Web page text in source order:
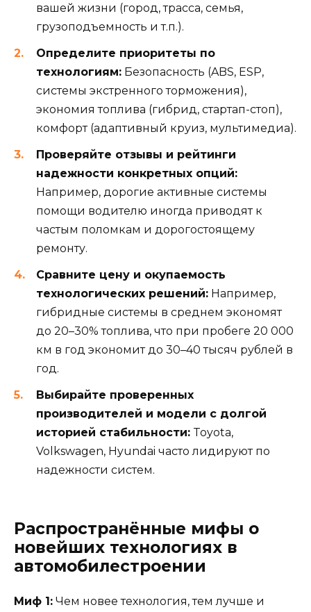
вашей жизни (город, трасса, семья,
грузоподъемность и т.п.).
Определите приоритеты по
технологиям: Безопасность (ABS, ESP,
системы экстренного торможения),
экономия топлива (гибрид, стартап-стоп),
комфорт (адаптивный круиз, мультимедиа).
Проверяйте отзывы и рейтинги
надежности конкретных опций:
Например, дорогие активные системы
помощи водителю иногда приводят к
частым поломкам и дорогостоящему
ремонту.
Сравните цену и окупаемость
технологических решений: Например,
гибридные системы в среднем экономят
до 20–30% топлива, что при пробеге 20 000
км в год экономит до 30–40 тысяч рублей в
год.
Выбирайте проверенных
производителей и модели с долгой
историей стабильности: Toyota,
Volkswagen, Hyundai часто лидируют по
надежности систем.
Распространённые мифы о
новейших технологиях в
автомобилестроении
Миф 1: Чем новее технология, тем лучше и